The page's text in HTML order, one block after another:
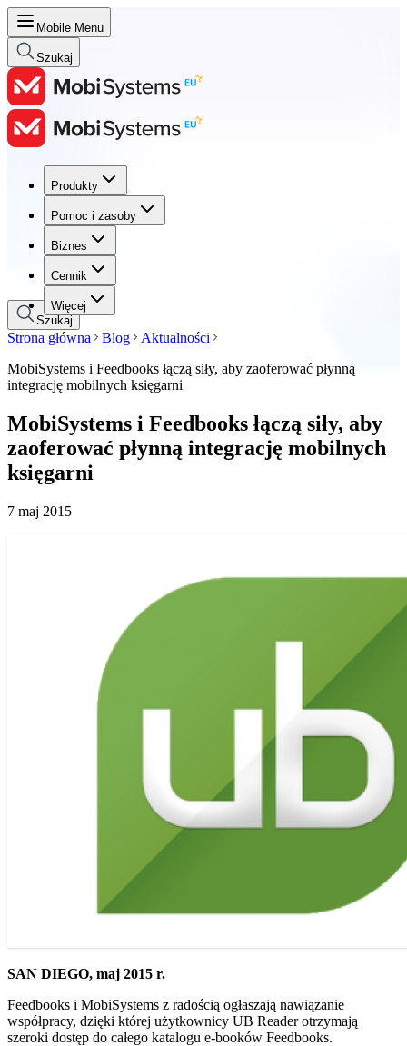
Mobile Menu
Szukaj
Produkty
Pomoc i zasoby
Biznes
Cennik
Więcej
Produkty
Pomoc i zasoby
Biznes
Cennik
Szukaj
Strona główna Blog
Aktualności
MobiSystems i Feedbooks łączą siły, aby zaoferować płynną
integrację mobilnych księgarni
MobiSystems i Feedbooks łączą siły, aby
zaoferować płynną integrację mobilnych
księgarni
7 maj 2015
SAN DIEGO, maj 2015 r.
Feedbooks i MobiSystems z radością ogłaszają nawiązanie
współpracy, dzięki której użytkownicy UB Reader otrzymają
szeroki dostęp do całego katalogu e-booków Feedbooks.